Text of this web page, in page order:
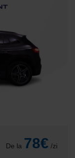
De la 78€ /zi